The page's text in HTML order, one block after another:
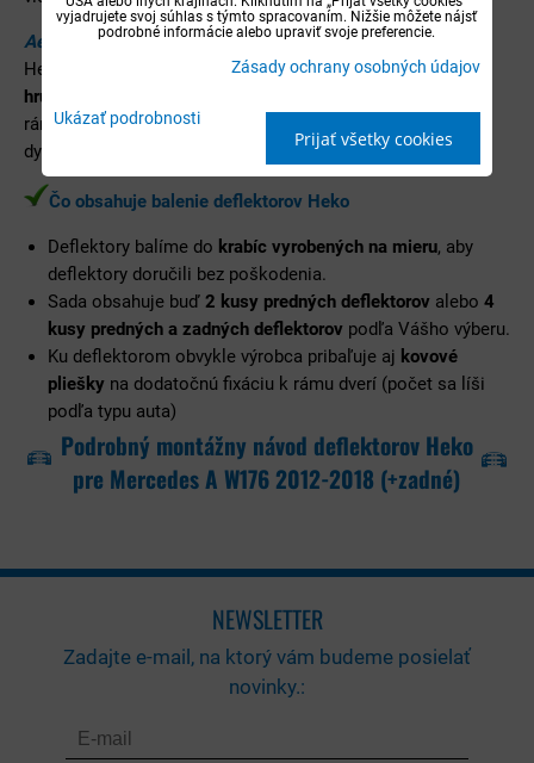
Aerodynamický tmavý dizajn
Heko deflektory sa vyrábajú z odolného tmavého akrylu o
hrúbke cca 3 mm
rámu okna. Aj napriek tomu, že deflektory sú z tmavého
dymového materiálu, tak sú zároveň ajopticky priehľadné
Čo obsahuje balenie deflektorov Heko
Deflektory balíme do krabíc vyrobených na mieru, aby
deflektory doručili bez poškodenia.
Sada obsahuje buď 2 kusy predných deflektorov alebo 4
kusy predných a zadných deflektorov podľa Vášho výberu.
Ku deflektorom obvykle výrobca pribaľuje aj kovové
pliešky na dodatočnú fixáciu k rámu dverí (počet sa líši
podľa typu auta)
Podrobný montážny návod deflektorov Heko
pre Mercedes A W176 2012-2018 (+zadné)
NEWSLETTER
Zadajte e-mail, na ktorý vám budeme posielať
novinky.:
vyjadrujete svoj súhlas s týmto spracovaním. Nižšie môžete nájsť
podrobné informácie alebo upraviť svoje preferencie.
Zásady ochrany osobných údajov
Ukázať podrobnosti
Prijať všetky cookies